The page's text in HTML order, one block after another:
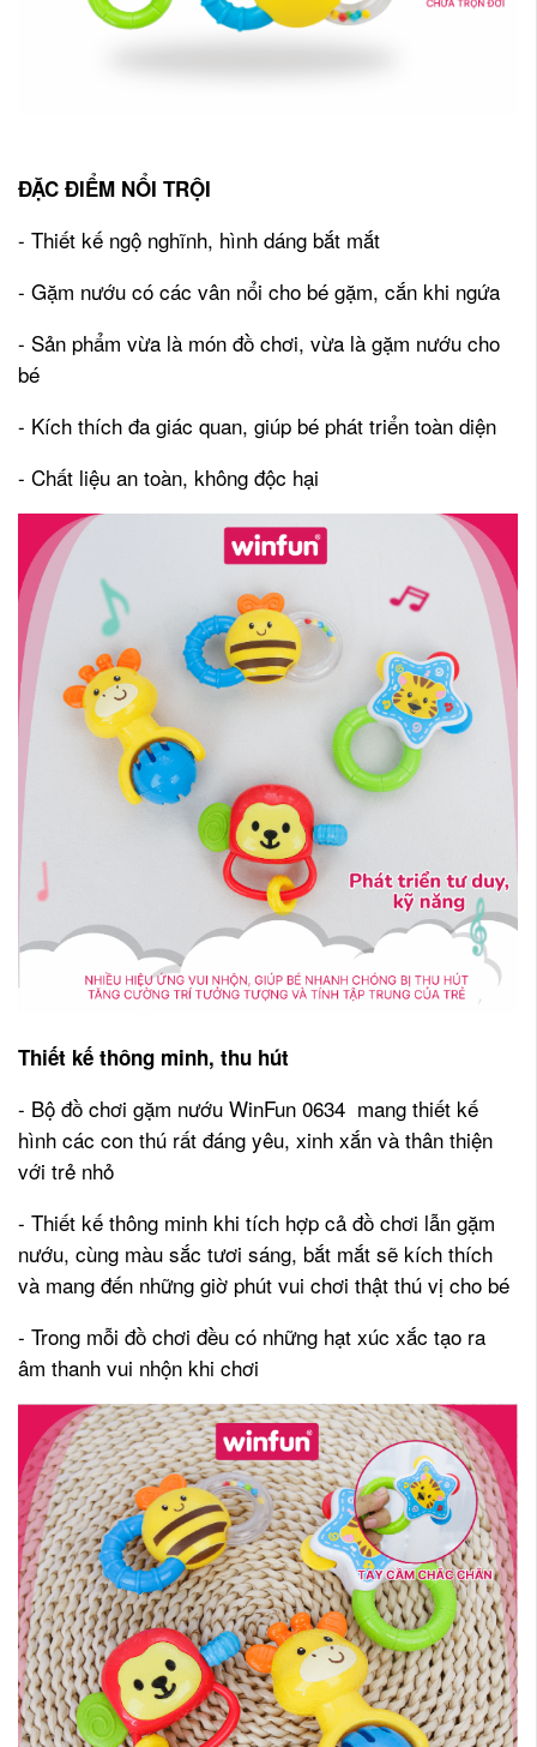
ĐẶC ĐIỂM NỔI TRỘI
- Thiết kế ngộ nghĩnh, hình dáng bắt mắt
- Gặm nướu có các vân nổi cho bé gặm, cắn khi ngứa
- Sản phẩm vừa là món đồ chơi, vừa là gặm nướu cho
bé
- Kích thích đa giác quan, giúp bé phát triển toàn diện
- Chất liệu an toàn, không độc hại
Thiết kế thông minh, thu hút
- Bộ đồ chơi gặm nướu WinFun 0634 mang thiết kế
hình các con thú rất đáng yêu, xinh xắn và thân thiện
với trẻ nhỏ
- Thiết kế thông minh khi tích hợp cả đồ chơi lẫn gặm
nướu, cùng màu sắc tươi sáng, bắt mắt sẽ kích thích
và mang đến những giờ phút vui chơi thật thú vị cho bé
- Trong mỗi đồ chơi đều có những hạt xúc xắc tạo ra
âm thanh vui nhộn khi chơi